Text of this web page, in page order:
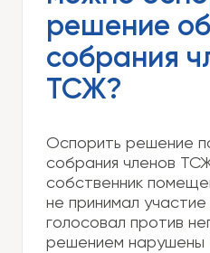
решение
собрания
ТСЖ?
Оспорить решение
собрания членов
собственник
не принимал
голосовал против
решением нарушены